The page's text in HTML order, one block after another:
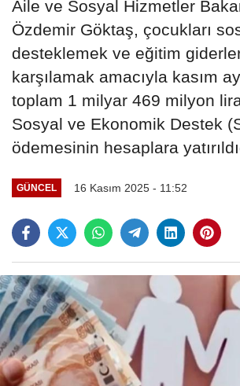
Aile ve Sosyal Hizmetler
Özdemir Göktaş, çocukları
desteklemek ve eğitim
karşılamak amacıyla kasım
toplam 1 milyar 469 milyon
Sosyal ve Ekonomik Destek
ödemesinin hesaplara
GÜNCEL 16 Kasım 2025 - 11:52